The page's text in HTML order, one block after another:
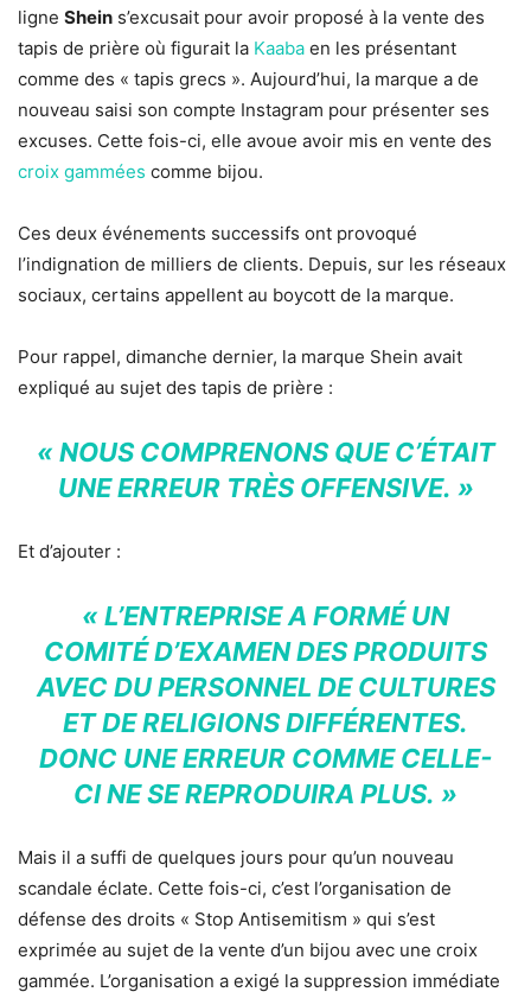
ligne Shein s’excusait pour avoir proposé à la vente des
tapis de prière où figurait la Kaaba en les présentant
comme des « tapis grecs ». Aujourd’hui, la marque a de
nouveau saisi son compte Instagram pour présenter ses
excuses. Cette fois-ci, elle avoue avoir mis en vente des
croix gammées comme bijou.
Ces deux événements successifs ont provoqué
l’indignation de milliers de clients. Depuis, sur les réseaux
sociaux, certains appellent au boycott de la marque.
Pour rappel, dimanche dernier, la marque Shein avait
expliqué au sujet des tapis de prière :
« NOUS COMPRENONS QUE C’ÉTAIT
UNE ERREUR TRÈS OFFENSIVE. »
Et d’ajouter :
« L’ENTREPRISE A FORMÉ UN
COMITÉ D’EXAMEN DES PRODUITS
AVEC DU PERSONNEL DE CULTURES
ET DE RELIGIONS DIFFÉRENTES.
DONC UNE ERREUR COMME CELLE-
CI NE SE REPRODUIRA PLUS. »
Mais il a suffi de quelques jours pour qu’un nouveau
scandale éclate. Cette fois-ci, c’est l’organisation de
défense des droits « Stop Antisemitism » qui s’est
exprimée au sujet de la vente d’un bijou avec une croix
gammée. L’organisation a exigé la suppression immédiate